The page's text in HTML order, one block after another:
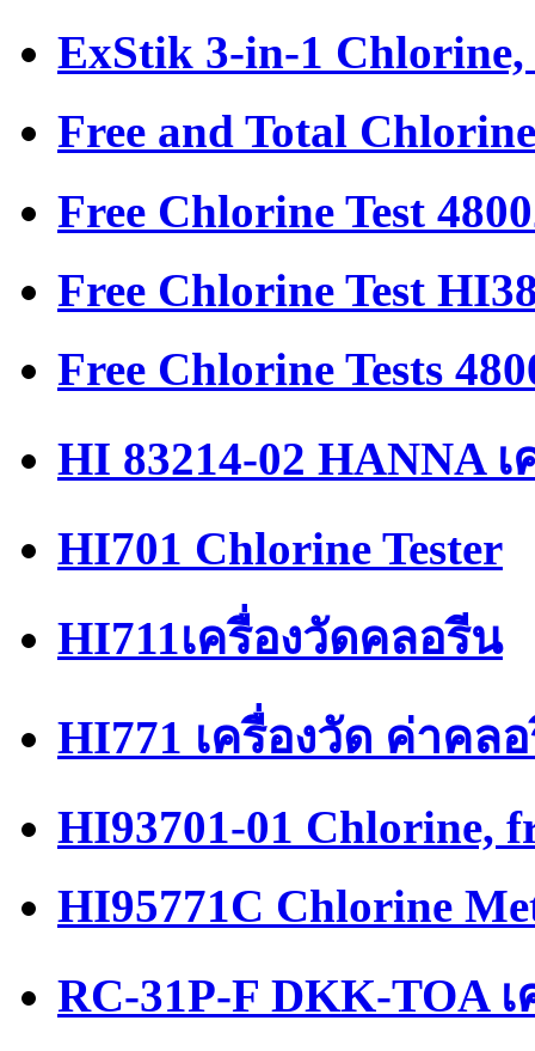
ExStik 3-in-1 Chlorine,
Free and Total
Free Chlorine Test
Free Chlorine Test
Free Chlorine Tests
HI 83214-02 HANNA
HI701 Chlorine Tester
HI711เครื่องวัดคลอรีน
HI771 เครื่องวัด ค่าคล
HI93701-01 Chlorine,
HI95771C Chlorine
RC-31P-F DKK-TOA